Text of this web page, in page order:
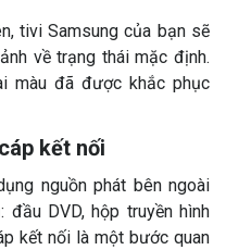
tivi Samsung của bạn sẽ
về trạng thái mặc định.
màu đã được khắc phục
kết nối
nguồn phát bên ngoài
DVD, hộp truyền hình
kết nối là một bước quan